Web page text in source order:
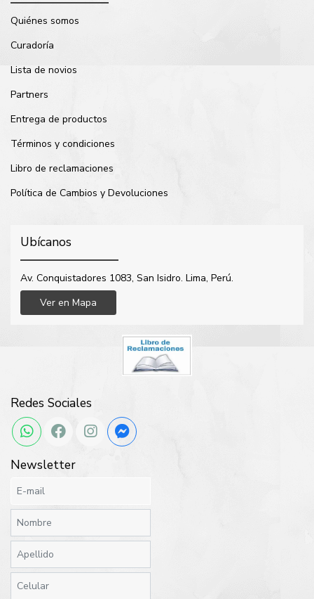
Quiénes somos
Curadoría
Lista de novios
Partners
Entrega de productos
Términos y condiciones
Libro de reclamaciones
Política de Cambios y Devoluciones
Ubícanos
Av. Conquistadores 1083, San Isidro. Lima, Perú.
Ver en Mapa
Redes Sociales
Newsletter